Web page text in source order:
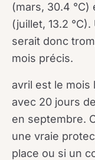
(mars, 30.4
(juillet, 13.2
serait donc
mois précis.
avril est le mois
avec 20 jours
en septembre.
une vraie
place ou si un